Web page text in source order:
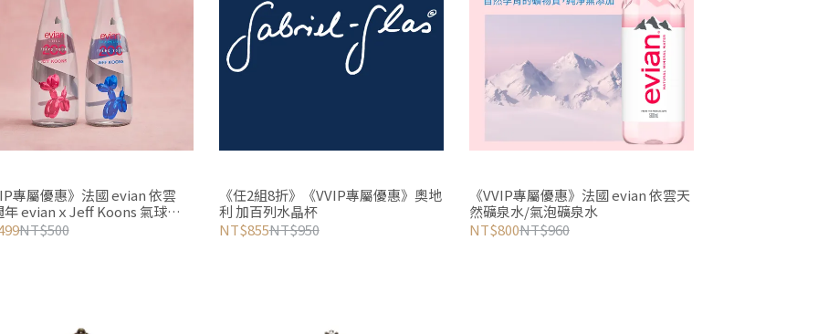
專屬優惠》法國 evian 依雲
年 evianｘJeff Koons 氣球狗
念瓶（750ml / 玻璃單瓶）
NT$500
《任2組8折》《VVIP專屬優惠》奧地
利 加百列水晶杯
NT$855NT$950
《VVIP專屬優惠》法國 evian 依雲天
然礦泉水/氣泡礦泉水
NT$800NT$960